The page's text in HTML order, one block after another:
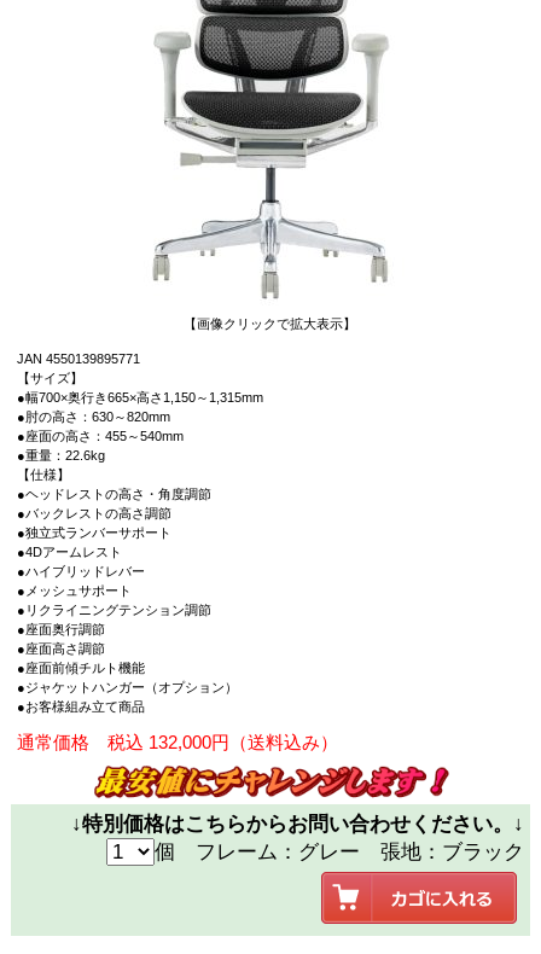
【画像クリックで拡大表示】
JAN 4550139895771
【サイズ】
●幅700×奥行き665×高さ1,150～1,315mm
●肘の高さ：630～820mm
●座面の高さ：455～540mm
●重量：22.6kg
【仕様】
●ヘッドレストの高さ・角度調節
●バックレストの高さ調節
●独立式ランバーサポート
●4Dアームレスト
●ハイブリッドレバー
●メッシュサポート
●リクライニングテンション調節
●座面奥行調節
●座面高さ調節
●座面前傾チルト機能
●ジャケットハンガー（オプション）
●お客様組み立て商品
通常価格 税込 132,000円（送料込み）
↓特別価格はこちらからお問い合わせください。↓
個 フレーム：グレー 張地：ブラック